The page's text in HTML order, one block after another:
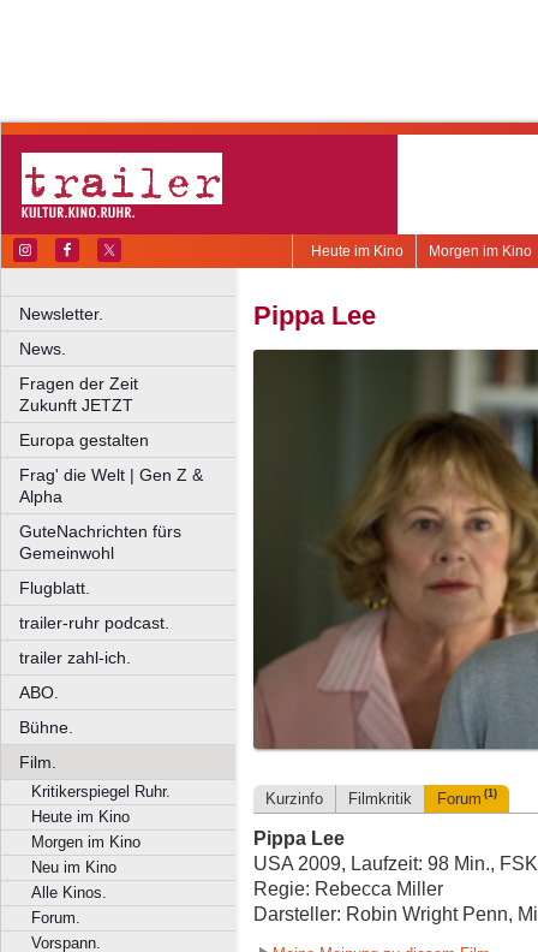
Morgen im Kino
Heute im Kino
Newsletter.
News.
Fragen der Zeit
Zukunft JETZT
Europa gestalten
Frag' die Welt | Gen Z &
Alpha
GuteNachrichten fürs
Gemeinwohl
Flugblatt.
trailer-ruhr podcast.
trailer zahl-ich.
ABO.
Bühne.
Film.
Kritikerspiegel Ruhr.
Heute im Kino
Morgen im Kino
Neu im Kino
Alle Kinos.
Forum.
Vorspann.
Pippa Lee
Kurzinfo Filmkritik Forum (1)
Pippa Lee
USA 2009, Laufzeit: 98 Min.,
Regie: Rebecca Miller
Darsteller: Robin Wright Penn,